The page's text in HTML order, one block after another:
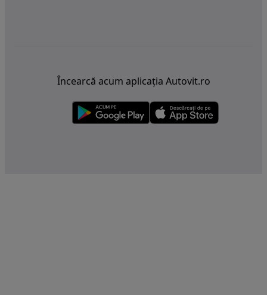
Încearcă acum aplicația Autovit.ro